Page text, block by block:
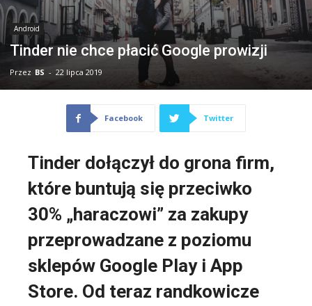
Android
Tinder nie chce płacić Google prowizji
Przez BS - 22 lipca 2019
Facebook Twitter
Tinder dołączył do grona firm,
które buntują się przeciwko
30% „haraczowi” za zakupy
przeprowadzane z poziomu
sklepów Google Play i App
Store. Od teraz randkowicze